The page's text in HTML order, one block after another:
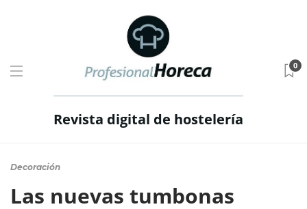
Revista digital de hostelería
0
Decoración
Las nuevas tumbonas